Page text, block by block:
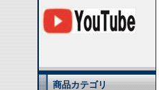
商品カテゴリ